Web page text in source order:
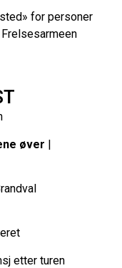
for personer
øver |
etter turen